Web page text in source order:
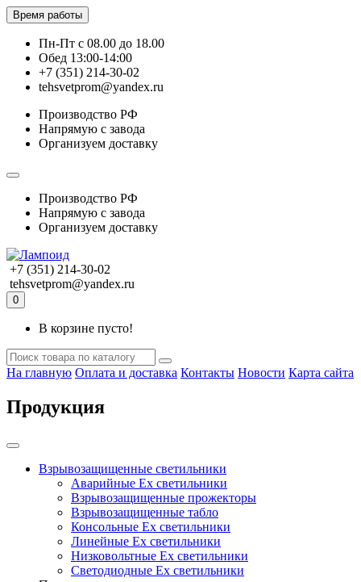
Время работы
Пн-Пт с 08.00 до 18.00
Обед 13:00-14:00
+7 (351) 214-30-02
tehsvetprom@yandex.ru
Производство РФ
Напрямую с завода
Организуем доставку
Производство РФ
Напрямую с завода
Организуем доставку
+7 (351) 214-30-02
tehsvetprom@yandex.ru
0
В корзине пусто!
На главную Оплата и доставка Контакты Новости Карта сайта
Продукция
Взрывозащищенные светильники
Аварийные Ex светильники
Взрывозащищенные прожекторы
Взрывозащищенные табло
Консольные Ех светильники
Линейные Ex светильники
Низковольтные Ex светильники
Светодиодные Ex светильники